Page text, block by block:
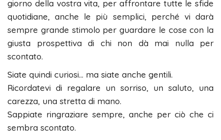
giorno della vostra vita, per affrontare tutte le sfide
quotidiane, anche le più semplici, perché vi darà
sempre grande stimolo per guardare le cose con la
giusta prospettiva di chi non dà mai nulla per
scontato.
Siate quindi curiosi… ma siate anche gentili.
Ricordatevi di regalare un sorriso, un saluto, una
carezza, una stretta di mano.
Sappiate ringraziare sempre, anche per ciò che ci
sembra scontato.